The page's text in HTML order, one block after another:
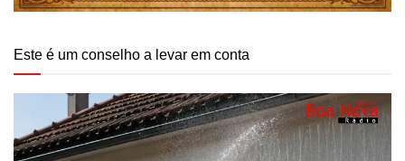
Este é um conselho a levar em conta